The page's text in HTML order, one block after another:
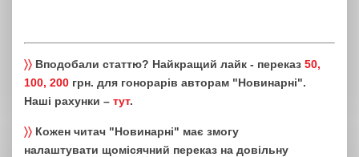
〉〉 Вподобали статтю? Найкращий лайк - переказ 50,
100, 200 грн. для гонорарів авторам "Новинарні".
Наші рахунки – тут.
〉〉 Кожен читач "Новинарні" має змогу
налаштувати щомісячний переказ на довільну